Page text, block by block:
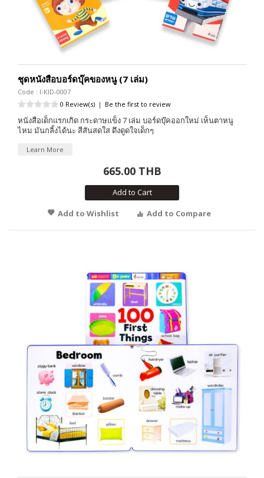
ชุดหนังสือบอร์ดบุ๊คของหนู (7 เล่ม)
Code : I-KID-0007
0 Review(s) | Be the first to review
หนังสือเด็กแรกเกิด กระดาษแข็ง 7 เล่ม บอร์ดบุ๊คออกใหม่ เห็นตาหนู
ไหม มันกลิ้งได้นะ สีสันสดใส ดึงดูดใจเด็กๆ
Learn More
665.00 THB
Add to Cart
Add to Wishlist
Add to Compare